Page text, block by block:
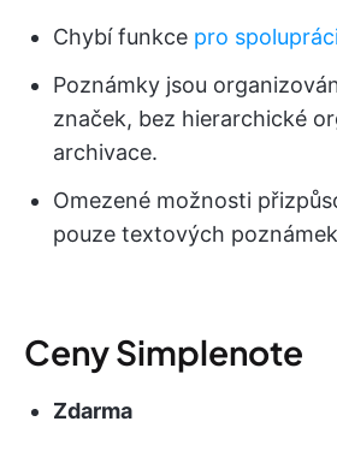
Chybí funkce pro
Poznámky jsou
značek, bez hierarchické
archivace.
Omezené možnosti
pouze textových poznámek
Ceny Simplenote
Zdarma